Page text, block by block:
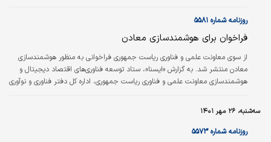
در این حوزه یک ضرورت ملی است. شرکتی دانش‌‌‌بنیان با طراحی سامانه نظارت و
پایش تصویری میزان آب موردنیاز گیاه را محاسبه و بر اساس نیازمندی گیاه،…
روزنامه شماره ۵۵۸۱
فراخوان برای هوشمندسازی معادن
از سوی معاونت علمی و فناوری ریاست جمهوری فراخوانی به منظور هوشمندسازی
معادن منتشر شد. به گزارش «ایسنا»، ستاد توسعه فناوری‌‌‌های اقتصاد دیجیتال و
هوشمند‌سازی معاونت علمی و فناوری ریاست جمهوری، اداره کل دفتر فناوری و نوآوری
معادن منتشر کرده‌‌‌اند.
سه‌شنبه، ۲۶ مهر ۱۴۰۱
روزنامه شماره ۵۵۷۳